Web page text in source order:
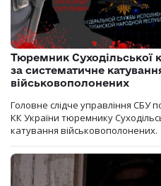
Тюремник Суходільської
за систематичне
військовополонених
Головне слідче управління СБУ
КК України тюремнику
катування військовополонених.